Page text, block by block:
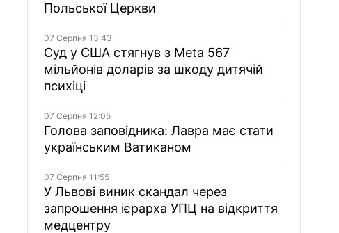
Польської Церкви
07 Серпня 13:43
Суд у США стягнув з Meta 567
мільйонів доларів за шкоду дитячій
психіці
07 Серпня 12:05
Голова заповідника: Лавра має стати
українським Ватиканом
07 Серпня 11:55
У Львові виник скандал через
запрошення ієрарха УПЦ на відкриття
медцентру